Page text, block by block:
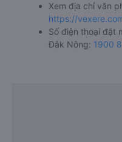
Xem địa chỉ văn
https://
Số điện thoại đặt
Đắk Nông: 1900